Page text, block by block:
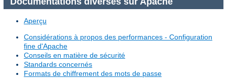
Aperçu
Considérations à propos des performances - Configuration
fine d'Apache
Conseils en matière de sécurité
Standards concernés
Formats de chiffrement des mots de passe